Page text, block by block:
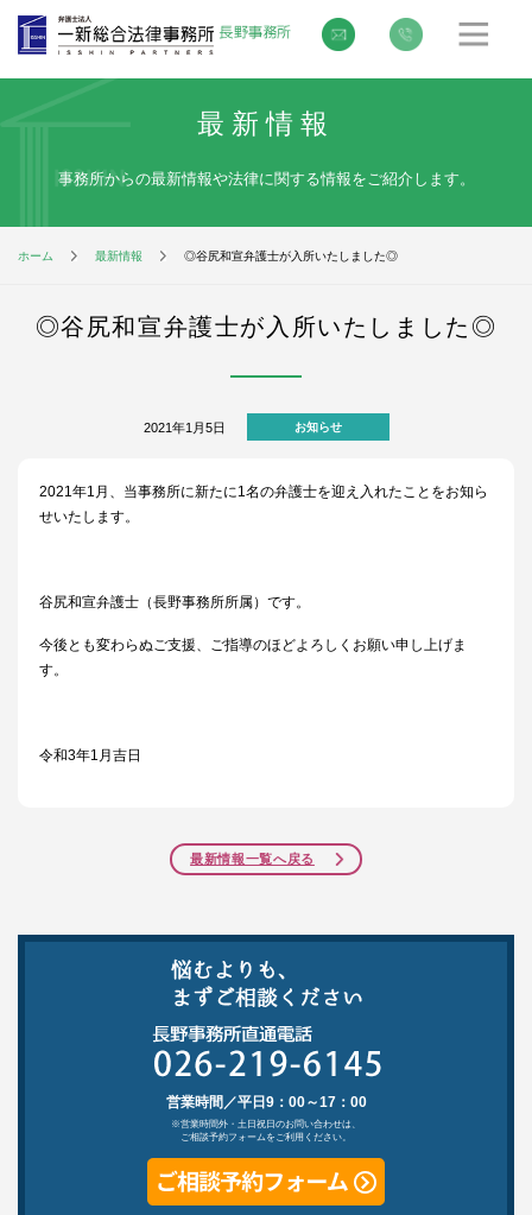
最新情報
事務所からの最新情報や法律に関する情報をご紹介します。
ホーム 最新情報 ◎谷尻和宣弁護士が入所いたしました◎
◎谷尻和宣弁護士が入所いたしました◎
2021年1月5日 お知らせ
2021年1月、当事務所に新たに1名の弁護士を迎え入れたことをお知ら
せいたします。
谷尻和宣弁護士（長野事務所所属）です。
今後とも変わらぬご支援、ご指導のほどよろしくお願い申し上げま
す。
令和3年1月吉日
最新情報一覧へ戻る
営業時間／平日9：00～17：00
※営業時間外・土日祝日のお問い合わせは、
ご相談予約フォームをご利用ください。